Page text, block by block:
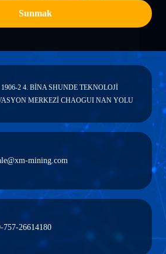
Sunmak
2 4. BİNA SHUNDE TEKNOLOJİ
MERKEZİ CHAOGUI NAN YOLU
mining.com
757-26614180